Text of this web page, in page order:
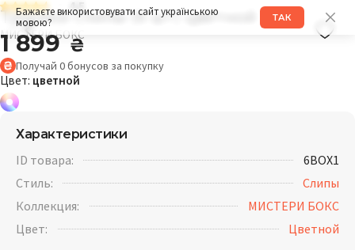
Бажаєте використовувати сайт українською
мовою?
ТАК
4.5
Трусики слипы (6 шт) цветной
МИСТЕРИ БОКС
1 899₴
Получай 0бонусов за покупку
Цвет: цветной
Характеристики
ID товара:
6BOX1
Стиль:
Слипы
Коллекция:
МИСТЕРИ БОКС
Цвет:
Цветной